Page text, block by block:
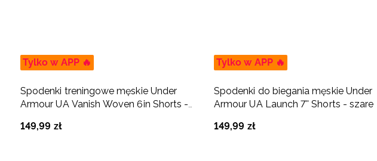
Tylko w APP 🔥
Spodenki treningowe męskie Under
Armour UA Vanish Woven 6in Shorts -
149,99 zł
Tylko w APP 🔥
Spodenki do biegania męskie Under
Armour UA Launch 7'' Shorts - szare
149,99 zł